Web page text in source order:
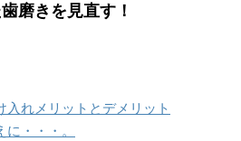
磨きを見直す！
入れメリットとデメリット
・・・。